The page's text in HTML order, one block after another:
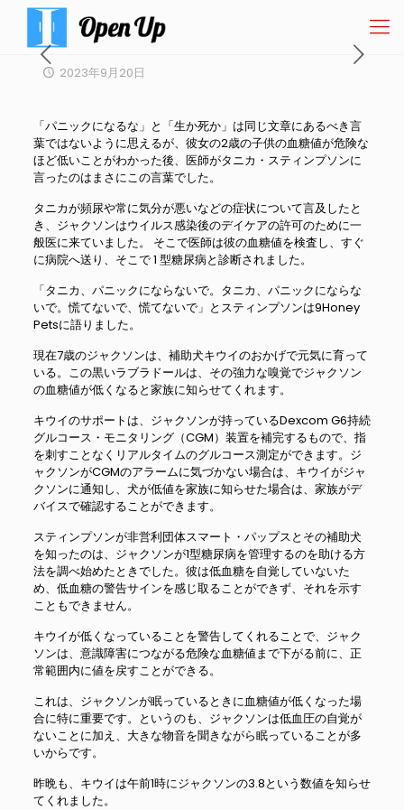
2023年9月20日
「パニックになるな」と「生か死か」は同じ文章にあるべき言
葉ではないように思えるが、彼女の2歳の子供の血糖値が危険な
ほど低いことがわかった後、医師がタニカ・スティンプソンに
言ったのはまさにこの言葉でした。
タニカが頻尿や常に気分が悪いなどの症状について言及したと
き、ジャクソンはウイルス感染後のデイケアの許可のために一
般医に来ていました。 そこで医師は彼の血糖値を検査し、すぐ
に病院へ送り、そこで 1 型糖尿病と診断されました。
「タニカ、パニックにならないで。タニカ、パニックにならな
いで。慌てないで、慌てないで」とスティンプソンは9Honey
Petsに語りました。
現在7歳のジャクソンは、補助犬キウイのおかげで元気に育って
いる。この黒いラブラドールは、その強力な嗅覚でジャクソン
の血糖値が低くなると家族に知らせてくれます。
キウイのサポートは、ジャクソンが持っているDexcom G6持続
グルコース・モニタリング（CGM）装置を補完するもので、指
を刺すことなくリアルタイムのグルコース測定ができます。ジ
ャクソンがCGMのアラームに気づかない場合は、キウイがジャ
クソンに通知し、犬が低値を家族に知らせた場合は、家族がデ
バイスで確認することができます。
スティンプソンが非営利団体スマート・パップスとその補助犬
を知ったのは、ジャクソンが1型糖尿病を管理するのを助ける方
法を調べ始めたときでした。彼は低血糖を自覚していないた
め、低血糖の警告サインを感じ取ることができず、それを示す
こともできません。
キウイが低くなっていることを警告してくれることで、ジャク
ソンは、意識障害につながる危険な血糖値まで下がる前に、正
常範囲内に値を戻すことができる。
これは、ジャクソンが眠っているときに血糖値が低くなった場
合に特に重要です。というのも、ジャクソンは低血圧の自覚が
ないことに加え、大きな物音を聞きながら眠っていることが多
いからです。
昨晩も、キウイは午前1時にジャクソンの3.8という数値を知らせ
てくれました。